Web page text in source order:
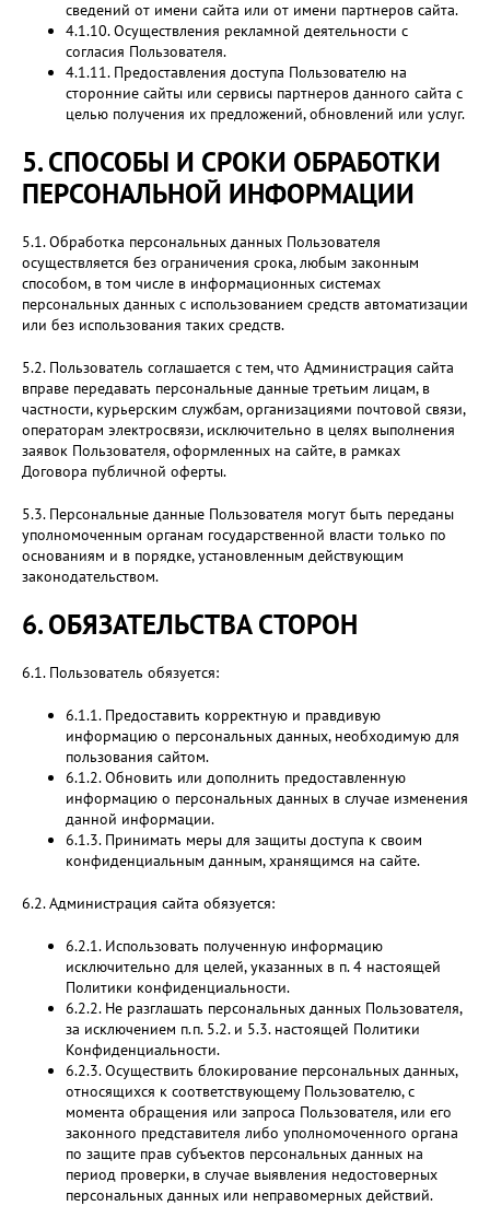
сведений от имени сайта или от имени партнеров сайта.
4.1.10. Осуществления рекламной деятельности с
согласия Пользователя.
4.1.11. Предоставления доступа Пользователю на
сторонние сайты или сервисы партнеров данного сайта с
целью получения их предложений, обновлений или услуг.
5. СПОСОБЫ И СРОКИ ОБРАБОТКИ
ПЕРСОНАЛЬНОЙ ИНФОРМАЦИИ
5.1. Обработка персональных данных Пользователя
осуществляется без ограничения срока, любым законным
способом, в том числе в информационных системах
персональных данных с использованием средств автоматизации
или без использования таких средств.
5.2. Пользователь соглашается с тем, что Администрация сайта
вправе передавать персональные данные третьим лицам, в
частности, курьерским службам, организациями почтовой связи,
операторам электросвязи, исключительно в целях выполнения
заявок Пользователя, оформленных на сайте, в рамках
Договора публичной оферты.
5.3. Персональные данные Пользователя могут быть переданы
уполномоченным органам государственной власти только по
основаниям и в порядке, установленным действующим
законодательством.
6. ОБЯЗАТЕЛЬСТВА СТОРОН
6.1. Пользователь обязуется:
6.1.1. Предоставить корректную и правдивую
информацию о персональных данных, необходимую для
пользования сайтом.
6.1.2. Обновить или дополнить предоставленную
информацию о персональных данных в случае изменения
данной информации.
6.1.3. Принимать меры для защиты доступа к своим
конфиденциальным данным, хранящимся на сайте.
6.2. Администрация сайта обязуется:
6.2.1. Использовать полученную информацию
исключительно для целей, указанных в п. 4 настоящей
Политики конфиденциальности.
6.2.2. Не разглашать персональных данных Пользователя,
за исключением п.п. 5.2. и 5.3. настоящей Политики
Конфиденциальности.
6.2.3. Осуществить блокирование персональных данных,
относящихся к соответствующему Пользователю, с
момента обращения или запроса Пользователя, или его
законного представителя либо уполномоченного органа
по защите прав субъектов персональных данных на
период проверки, в случае выявления недостоверных
персональных данных или неправомерных действий.